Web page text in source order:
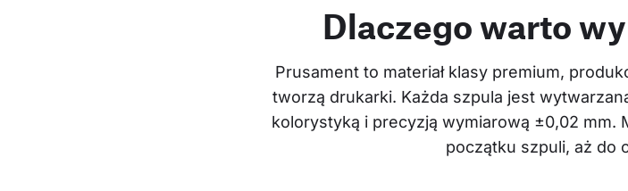
Dlaczego warto
Prusament to materiał klasy premium,
tworzą drukarki. Każda szpula jest
kolorystyką i precyzją wymiarową ±0,02 mm.
początku szpuli, aż do